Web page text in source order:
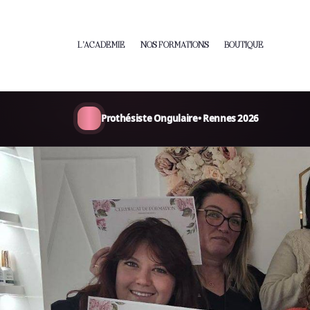
L’ACADEMIE NOS FORMATIONS BOUTIQUE
Prothésiste Ongulaire• Rennes 2026